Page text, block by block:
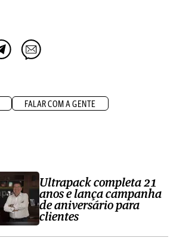
FALAR COM A GENTE
Ultrapack completa 21
anos e lança campanha
de aniversário para
clientes